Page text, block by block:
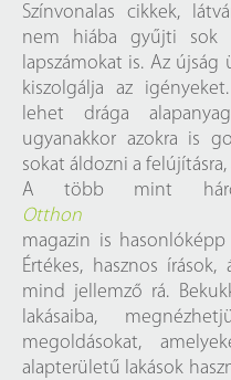
Színvonalas cikkek,
nem hiába gyűjti sok
lapszámokat is. Az újság
kiszolgálja az
lehet drága
ugyanakkor azokra is
sokat áldozni a felújításra,
A több mint
Otthon
magazin is
Értékes, hasznos
mind jellemző rá.
lakásaiba,
megoldásokat,
alapterületű lakások